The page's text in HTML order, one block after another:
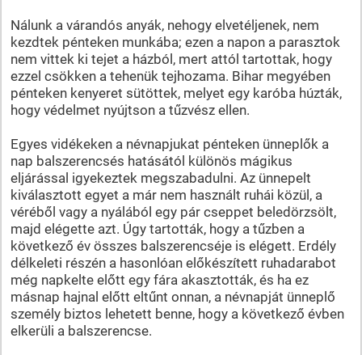
Nálunk a várandós anyák, nehogy elvetéljenek, nem
kezdtek pénteken munkába; ezen a napon a parasztok
nem vittek ki tejet a házból, mert attól tartottak, hogy
ezzel csökken a tehenük tejhozama. Bihar megyében
pénteken kenyeret sütöttek, melyet egy karóba húzták,
hogy védelmet nyújtson a tűzvész ellen.
Egyes vidékeken a névnapjukat pénteken ünneplők a
nap balszerencsés hatásától különös mágikus
eljárással igyekeztek megszabadulni. Az ünnepelt
kiválasztott egyet a már nem használt ruhái közül, a
véréből vagy a nyálából egy pár cseppet beledörzsölt,
majd elégette azt. Úgy tartották, hogy a tűzben a
következő év összes balszerencséje is elégett. Erdély
délkeleti részén a hasonlóan előkészített ruhadarabot
még napkelte előtt egy fára akasztották, és ha ez
másnap hajnal előtt eltűnt onnan, a névnapját ünneplő
személy biztos lehetett benne, hogy a következő évben
elkerüli a balszerencse.